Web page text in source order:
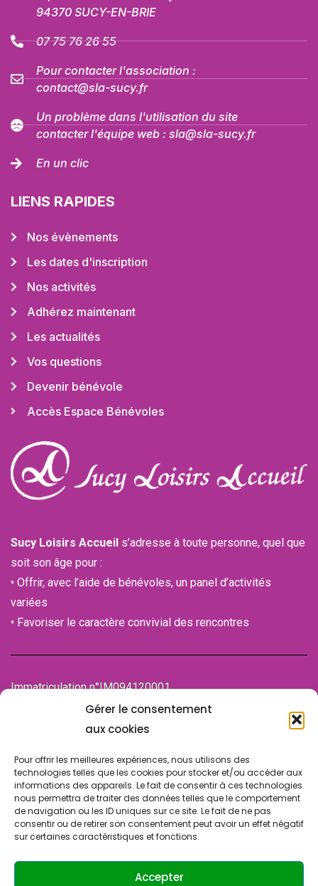
Gérer le consentement
aux cookies
Pour offrir les meilleures expériences, nous utilisons des
technologies telles que les cookies pour stocker et/ou accéder aux
informations des appareils. Le fait de consentir à ces technologies
nous permettra de traiter des données telles que le comportement
de navigation ou les ID uniques sur ce site. Le fait de ne pas
consentir ou de retirer son consentement peut avoir un effet négatif
sur certaines caractéristiques et fonctions.
Accepter
94370 SUCY-EN-BRIE
07 75 76 26 55
Pour contacter l'association :
contact@sla-sucy.fr
Un problème dans l'utilisation du site
contacter l'équipe web : sla@sla-sucy.fr
En un clic
LIENS RAPIDES
Nos évènements
Les dates d'inscription
Nos activités
Adhérez maintenant
Les actualités
Vos questions
Devenir bénévole
Accès Espace Bénévoles
Sucy Loisirs Accueil s’adresse à toute personne, quel que
soit son âge pour :
• Offrir, avec l’aide de bénévoles, un panel d’activités
variées
• Favoriser le caractère convivial des rencontres
Immatriculation n°IM094120001
de la Chambre des associations (CDA)
94100 SAINT-MAUR-DES-FOSSES
Design & Développement par